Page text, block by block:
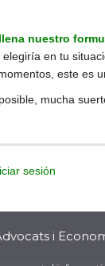
nuestro
en tu
este es
mucha
sesión
i